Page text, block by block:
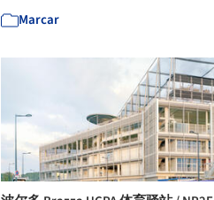
Marcar